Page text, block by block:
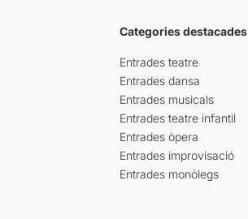
Categories destacades
Entrades teatre
Entrades dansa
Entrades musicals
Entrades teatre infantil
Entrades òpera
Entrades improvisació
Entrades monòlegs